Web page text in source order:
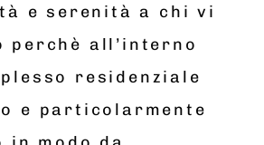
e serenità a chi vi
perchè all’interno
residenziale
e particolarmente